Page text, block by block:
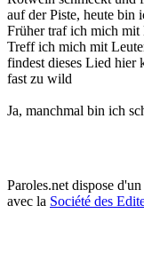
auf der Piste, heute bin
Früher traf ich mich mit
Treff ich mich mit
findest dieses Lied hier
fast zu wild
Ja, manchmal bin ich
Paroles.net dispose
avec la Société des